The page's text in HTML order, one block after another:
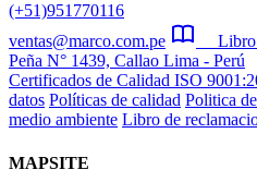
(+51)951770116
ventas@marco.com.pe
Libro
Peña N° 1439, Callao Lima - Perú
Certificados de Calidad ISO
datos Políticas de calidad Politica
medio ambiente Libro de
MAPSITE